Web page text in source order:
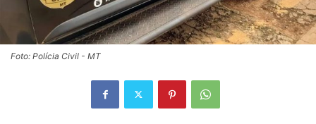
Foto: Polícia Civil - MT